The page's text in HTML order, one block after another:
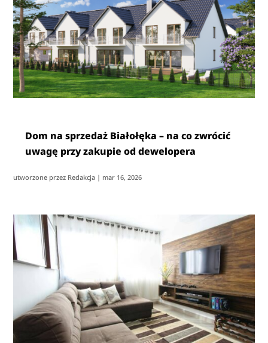
Dom na sprzedaż Białołęka – na co zwrócić
uwagę przy zakupie od dewelopera
utworzone przez Redakcja | mar 16, 2026